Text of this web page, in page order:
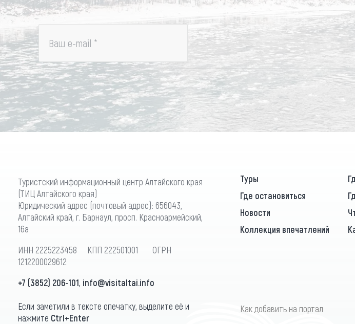
Ваш e-mail *
Туристский информационный центр Алтайского края
(ТИЦ Алтайского края)
Юридический адрес (почтовый адрес): 656043,
Алтайский край, г. Барнаул, просп. Красноармейский,
16а
ИНН 2225223458 КПП 222501001 ОГРН
1212200029612
+7 (3852) 206-101, info@visitaltai.info
Если заметили в тексте опечатку, выделите её и
нажмите Ctrl+Enter
Туры
Где остановиться
Новости
Коллекция впечатлений
Как добавить на портал